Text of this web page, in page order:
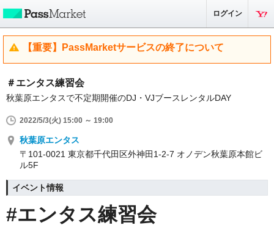
ログイン
【重要】PassMarketサービスの終了について
＃エンタス練習会
秋葉原エンタスで不定期開催のDJ・VJブースレンタルDAY
2022/5/3(火) 15:00 ～ 19:00
秋葉原エンタス
〒101-0021 東京都千代田区外神田1-2-7 オノデン秋葉原本館ビ
ル5F
イベント情報
#エンタス練習会